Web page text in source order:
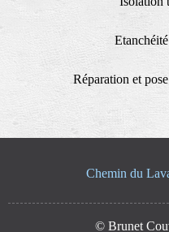
Réparation et
Chemin du
© Brunet